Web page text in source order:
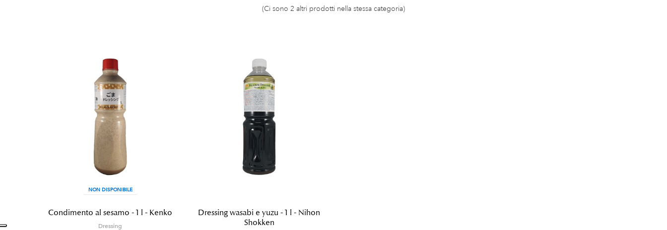
(Ci sono 2 altri prodotti nella stessa categoria)
NON DISPONIBILE
Condimento al sesamo - 1 l - Kenko
Dressing
Dressing wasabi e yuzu - 1 l - Nihon
Shokken